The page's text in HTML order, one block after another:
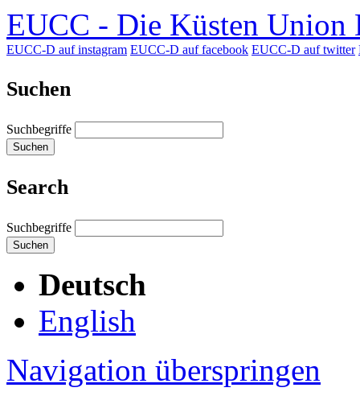
EUCC - Die Küsten Union
EUCC-D auf instagram EUCC-D auf facebook EUCC-D auf twitter
Suchen
Suchbegriffe
Suchen
Search
Suchbegriffe
Suchen
Deutsch
English
Navigation überspringen